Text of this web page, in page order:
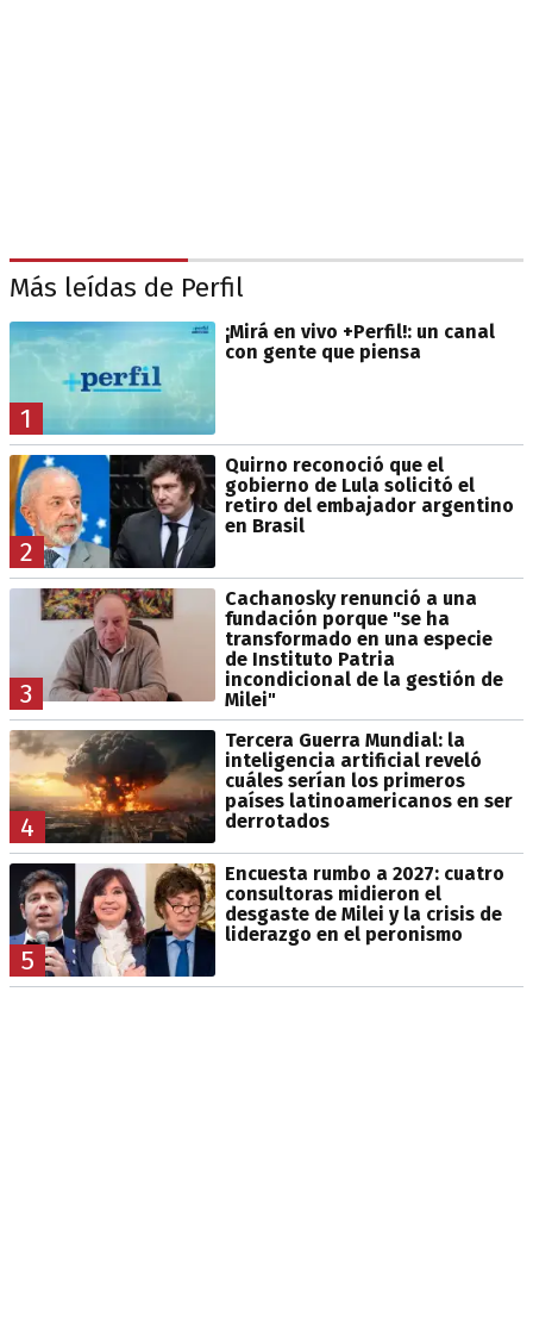
Más leídas de Perfil
1
¡Mirá en vivo +Perfil!: un canal
con gente que piensa
2
Quirno reconoció que el
gobierno de Lula solicitó el
retiro del embajador argentino
en Brasil
3
Cachanosky renunció a una
fundación porque "se ha
transformado en una especie
de Instituto Patria
incondicional de la gestión de
Milei"
4
Tercera Guerra Mundial: la
inteligencia artificial reveló
cuáles serían los primeros
países latinoamericanos en ser
derrotados
5
Encuesta rumbo a 2027: cuatro
consultoras midieron el
desgaste de Milei y la crisis de
liderazgo en el peronismo